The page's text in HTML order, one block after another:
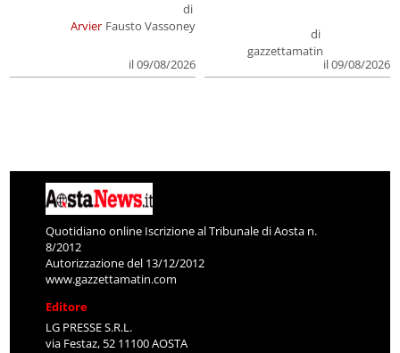
Arvier
di
Fausto Vassoney
il 09/08/2026
di
gazzettamatin
il 09/08/2026
Quotidiano online Iscrizione al Tribunale di Aosta n.
8/2012
Autorizzazione del 13/12/2012
www.gazzettamatin.com
Editore
LG PRESSE S.R.L.
via Festaz, 52 11100 AOSTA